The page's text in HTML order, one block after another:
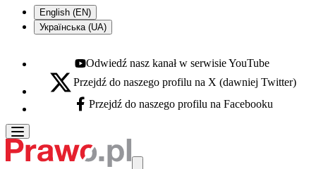
English (EN)
Українська (UA)
Youtube - otwiera się w nowej karcie
Odwiedź nasz kanał w serwisie YouTube
X - otwiera się w nowej karcie
Przejdź do naszego profilu na X (dawniej Twitter)
Facebook - otwiera się w nowej karcie
Przejdź do naszego profilu na Facebooku